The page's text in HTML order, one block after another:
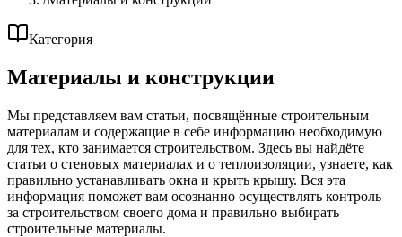
Категория
Материалы и конструкции
Мы представляем вам статьи, посвящённые строительным
материалам и содержащие в себе информацию необходимую
для тех, кто занимается строительством. Здесь вы найдёте
статьи о стеновых материалах и о теплоизоляции, узнаете, как
правильно устанавливать окна и крыть крышу. Вся эта
информация поможет вам осознанно осуществлять контроль
за строительством своего дома и правильно выбирать
строительные материалы.